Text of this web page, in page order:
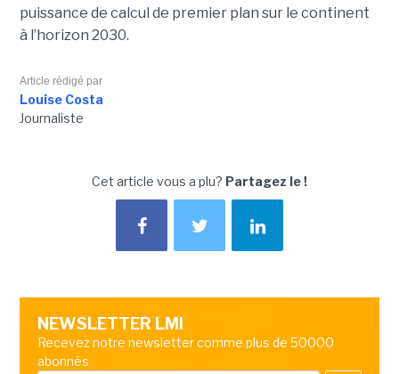
puissance de calcul de premier plan sur le continent
à l’horizon 2030.
Article rédigé par
Louise Costa
Journaliste
Cet article vous a plu? Partagez le !
NEWSLETTER LMI
Recevez notre newsletter comme plus de 50000
abonnés